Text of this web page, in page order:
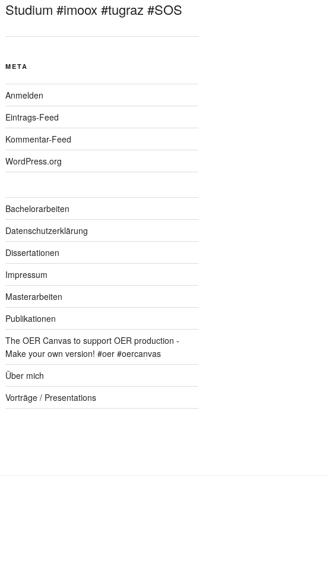
Studium #imoox #tugraz #SOS
META
Anmelden
Eintrags-Feed
Kommentar-Feed
WordPress.org
Bachelorarbeiten
Datenschutzerklärung
Dissertationen
Impressum
Masterarbeiten
Publikationen
The OER Canvas to support OER production -
Make your own version! #oer #oercanvas
Über mich
Vorträge / Presentations